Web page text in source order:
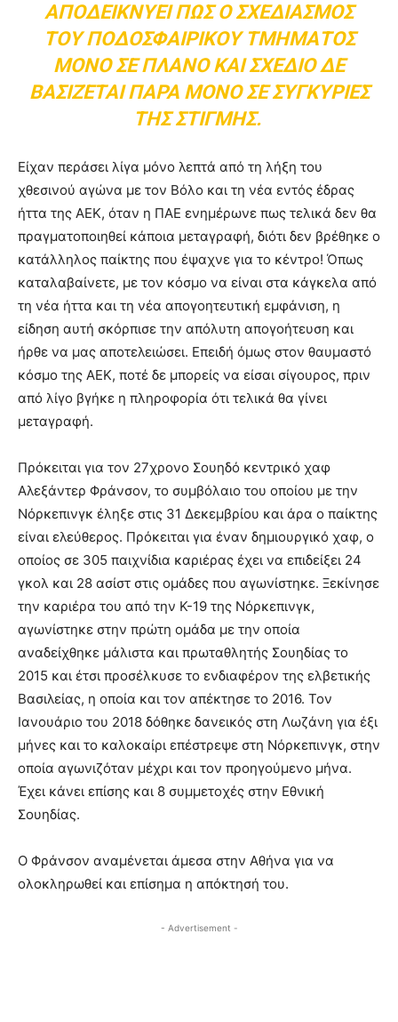
ΑΠΟΔΕΙΚΝΎΕΙ ΠΩΣ Ο ΣΧΕΔΙΑΣΜΌΣ
ΤΟΥ ΠΟΔΟΣΦΑΙΡΙΚΟΎ ΤΜΉΜΑΤΟΣ
ΜΌΝΟ ΣΕ ΠΛΆΝΟ ΚΑΙ ΣΧΈΔΙΟ ΔΕ
ΒΑΣΊΖΕΤΑΙ ΠΑΡΆ ΜΌΝΟ ΣΕ ΣΥΓΚΥΡΊΕΣ
ΤΗΣ ΣΤΙΓΜΉΣ.
Είχαν περάσει λίγα μόνο λεπτά από τη λήξη του
χθεσινού αγώνα με τον Βόλο και τη νέα εντός έδρας
ήττα της ΑΕΚ, όταν η ΠΑΕ ενημέρωνε πως τελικά δεν θα
πραγματοποιηθεί κάποια μεταγραφή, διότι δεν βρέθηκε ο
κατάλληλος παίκτης που έψαχνε για το κέντρο! Όπως
καταλαβαίνετε, με τον κόσμο να είναι στα κάγκελα από
τη νέα ήττα και τη νέα απογοητευτική εμφάνιση, η
είδηση αυτή σκόρπισε την απόλυτη απογοήτευση και
ήρθε να μας αποτελειώσει. Επειδή όμως στον θαυμαστό
κόσμο της ΑΕΚ, ποτέ δε μπορείς να είσαι σίγουρος, πριν
από λίγο βγήκε η πληροφορία ότι τελικά θα γίνει
μεταγραφή.
Πρόκειται για τον 27χρονο Σουηδό κεντρικό χαφ
Αλεξάντερ Φράνσον, το συμβόλαιο του οποίου με την
Νόρκεπινγκ έληξε στις 31 Δεκεμβρίου και άρα ο παίκτης
είναι ελεύθερος. Πρόκειται για έναν δημιουργικό χαφ, ο
οποίος σε 305 παιχνίδια καριέρας έχει να επιδείξει 24
γκολ και 28 ασίστ στις ομάδες που αγωνίστηκε. Ξεκίνησε
την καριέρα του από την Κ-19 της Νόρκεπινγκ,
αγωνίστηκε στην πρώτη ομάδα με την οποία
αναδείχθηκε μάλιστα και πρωταθλητής Σουηδίας το
2015 και έτσι προσέλκυσε το ενδιαφέρον της ελβετικής
Βασιλείας, η οποία και τον απέκτησε το 2016. Τον
Ιανουάριο του 2018 δόθηκε δανεικός στη Λωζάνη για έξι
μήνες και το καλοκαίρι επέστρεψε στη Νόρκεπινγκ, στην
οποία αγωνιζόταν μέχρι και τον προηγούμενο μήνα.
Έχει κάνει επίσης και 8 συμμετοχές στην Εθνική
Σουηδίας.
Ο Φράνσον αναμένεται άμεσα στην Αθήνα για να
ολοκληρωθεί και επίσημα η απόκτησή του.
- Advertisement -